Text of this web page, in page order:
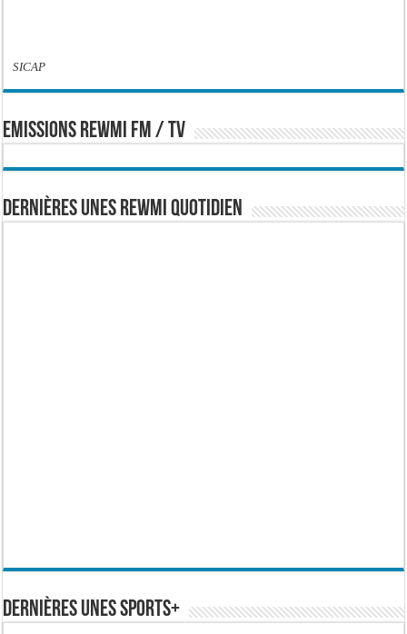
SICAP
EMISSIONS REWMI FM / TV
Dernières Unes Rewmi Quotidien
Dernières Unes Sports+